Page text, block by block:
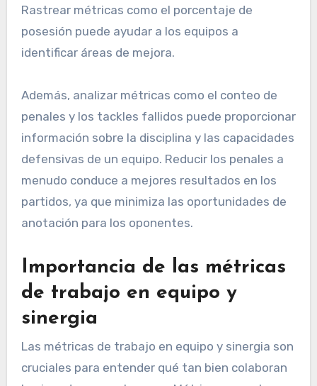
Rastrear métricas como el porcentaje de
posesión puede ayudar a los equipos a
identificar áreas de mejora.
Además, analizar métricas como el conteo de
penales y los tackles fallidos puede proporcionar
información sobre la disciplina y las capacidades
defensivas de un equipo. Reducir los penales a
menudo conduce a mejores resultados en los
partidos, ya que minimiza las oportunidades de
anotación para los oponentes.
Importancia de las métricas
de trabajo en equipo y
sinergia
Las métricas de trabajo en equipo y sinergia son
cruciales para entender qué tan bien colaboran